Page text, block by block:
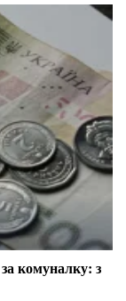
комуналку: з